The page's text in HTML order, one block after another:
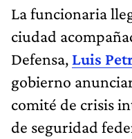
La funcionaria
ciudad
Defensa, Luis
gobierno
comité de crisis
de seguridad